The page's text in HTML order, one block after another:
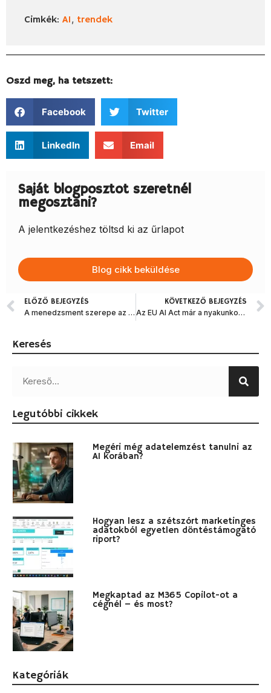
Cimkék: AI, trendek
Oszd meg, ha tetszett:
Facebook Twitter
LinkedIn Email
Saját blogposztot szeretnél
megosztani?
A jelentkezéshez töltsd ki az űrlapot
Blog cikk beküldése
ELŐZŐ BEJEGYZÉS
A menedzsment szerepe az AI-adaptációban – Mit üzen a friss Gallup-kutatás?
KÖVETKEZŐ BEJEGYZÉS
Az EU AI Act már a nyakunkon van: Amit minden cégnek tudnia és tennie kell mostantól
Keresés
Legutóbbi cikkek
Megéri még adatelemzést tanulni az
AI korában?
Hogyan lesz a szétszórt marketinges
adatokból egyetlen döntéstámogató
riport?
Megkaptad az M365 Copilot-ot a
cégnél – és most?
Kategóriák